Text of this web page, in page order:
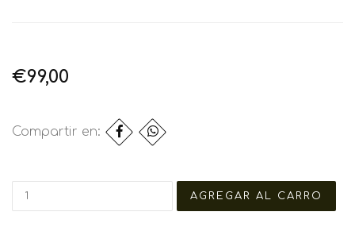
€99,00
Compartir en: